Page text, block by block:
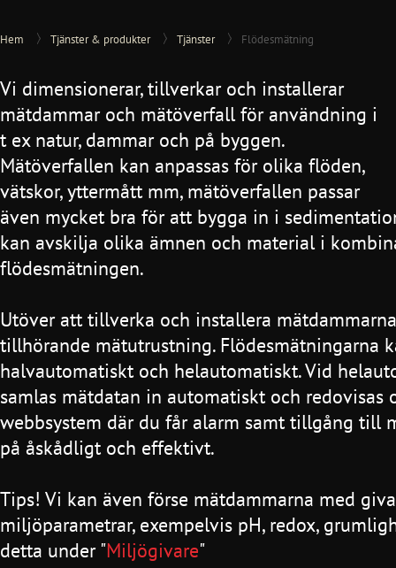
Hem Tjänster & produkter Tjänster Flödesmätning
Vi dimensionerar, tillverkar och installerar
mätdammar och mätöverfall för användning i
t ex natur, dammar och på byggen.
Mätöverfallen kan anpassas för olika flöden,
vätskor, yttermått mm, mätöverfallen passar
även mycket bra för att bygga in i
kan avskilja olika ämnen och material i
flödesmätningen.
Utöver att tillverka och installera
tillhörande mätutrustning. Flödesmätningarna
halvautomatiskt och helautomatiskt. Vid
samlas mätdatan in automatiskt och
webbsystem där du får alarm samt tillgång till
på åskådligt och effektivt.
Tips! Vi kan även förse mätdammarna med
miljöparametrar, exempelvis pH, redox,
detta under "Miljögivare"